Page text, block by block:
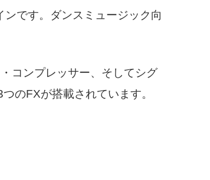
です。ダンスミュージック向
コンプレッサー、そしてシグ
のFXが搭載されています。